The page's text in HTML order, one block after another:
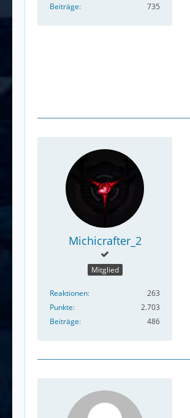
Beiträge
735
Michicrafter_2
Mitglied
Reaktionen
263
Punkte
2.703
Beiträge
486